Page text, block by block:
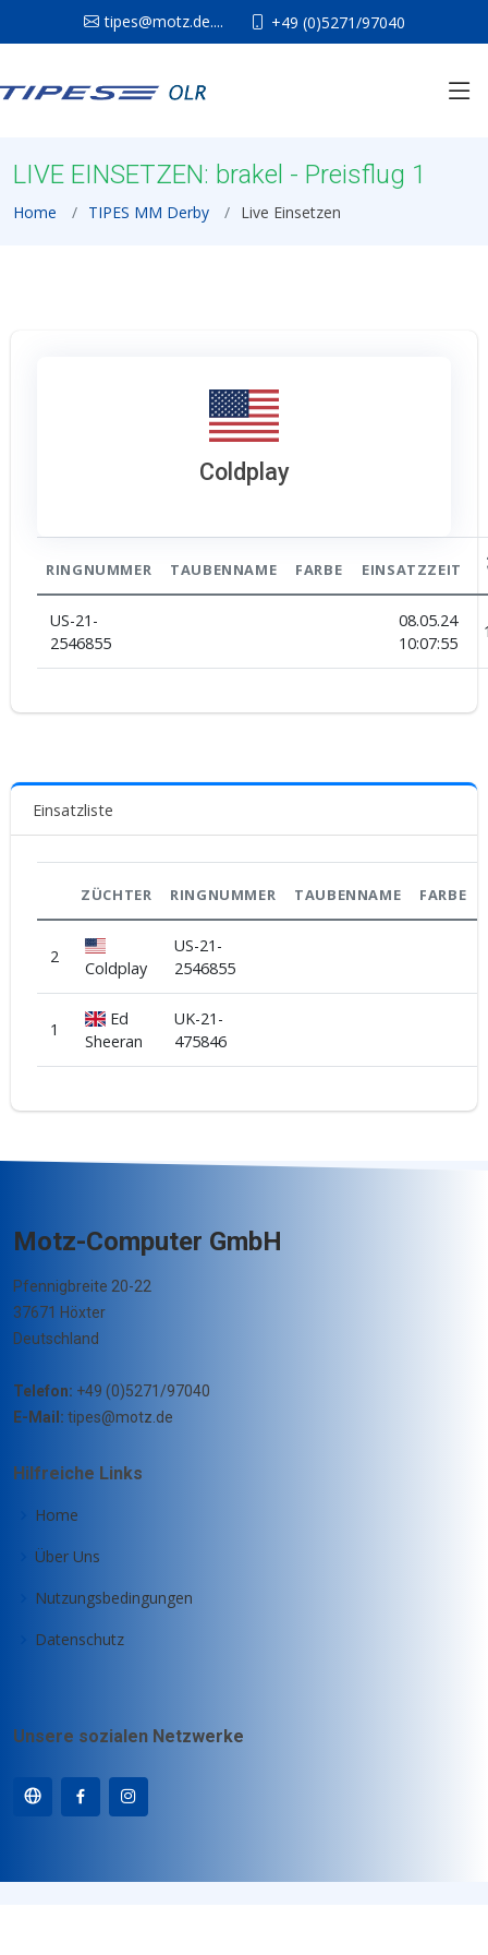
tipes@motz.de.... +49 (0)5271/97040
LIVE EINSETZEN: brakel - Preisflug 1
Home TIPES MM Derby Live Einsetzen
Coldplay
RINGNUMMER TAUBENNAME FARBE EINSATZZEIT
US-21-
2546855
08.05.24
10:07:55
Einsatzliste
ZÜCHTER RINGNUMMER TAUBENNAME FARBE
2
Coldplay
US-21-
2546855
1
Ed
Sheeran
UK-21-
475846
Motz-Computer GmbH
Pfennigbreite 20-22
37671 Höxter
Deutschland
Telefon: +49 (0)5271/97040
E-Mail: tipes@motz.de
Hilfreiche Links
Home
Über Uns
Nutzungsbedingungen
Datenschutz
Unsere sozialen Netzwerke